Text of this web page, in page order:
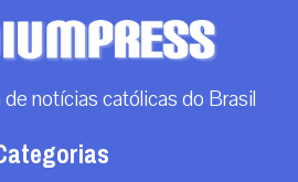
notícias católicas do Brasil